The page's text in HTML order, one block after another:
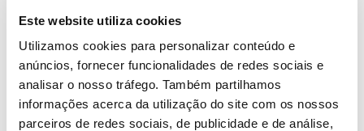
Este website utiliza cookies
Utilizamos cookies para personalizar conteúdo e
anúncios, fornecer funcionalidades de redes sociais e
analisar o nosso tráfego. Também partilhamos
informações acerca da utilização do site com os nossos
parceiros de redes sociais, de publicidade e de análise,